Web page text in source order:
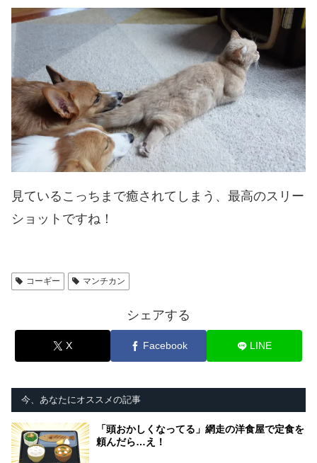
見ているこっちまで癒されてしまう、最高のスリー
ショットですね！
コーギー マンチカン
シェアする
X Facebook LINE
今、あなたにオススメの記事
「頭おかしくなってる」網走の洋食屋で定食を
頼んだら…え！